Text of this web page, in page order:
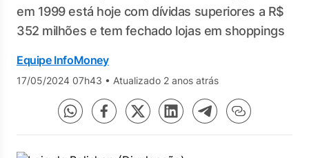
em 1999 está hoje com dívidas superiores a R$
352 milhões e tem fechado lojas em shoppings
Equipe InfoMoney
17/05/2024 07h43 • Atualizado 2 anos atrás